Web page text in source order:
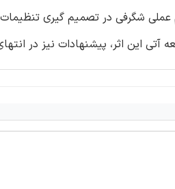
عملی شگرفی در تصمیم گیری
این اثر، پیشنهادات نیز در